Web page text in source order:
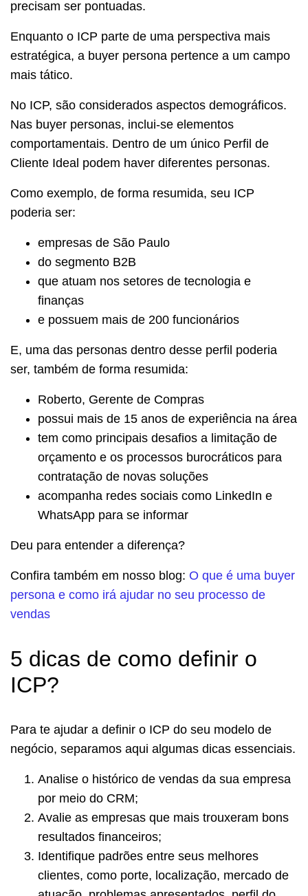
precisam ser pontuadas.
Enquanto o ICP parte de uma perspectiva mais
estratégica, a buyer persona pertence a um campo
mais tático.
No ICP, são considerados aspectos demográficos.
Nas buyer personas, inclui-se elementos
comportamentais. Dentro de um único Perfil de
Cliente Ideal podem haver diferentes personas.
Como exemplo, de forma resumida, seu ICP
poderia ser:
empresas de São Paulo
do segmento B2B
que atuam nos setores de tecnologia e
finanças
e possuem mais de 200 funcionários
E, uma das personas dentro desse perfil poderia
ser, também de forma resumida:
Roberto, Gerente de Compras
possui mais de 15 anos de experiência na área
tem como principais desafios a limitação de
orçamento e os processos burocráticos para
contratação de novas soluções
acompanha redes sociais como LinkedIn e
WhatsApp para se informar
Deu para entender a diferença?
Confira também em nosso blog: O que é uma buyer
persona e como irá ajudar no seu processo de
vendas
5 dicas de como definir o
ICP?
Para te ajudar a definir o ICP do seu modelo de
negócio, separamos aqui algumas dicas essenciais.
Analise o histórico de vendas da sua empresa
por meio do CRM;
Avalie as empresas que mais trouxeram bons
resultados financeiros;
Identifique padrões entre seus melhores
clientes, como porte, localização, mercado de